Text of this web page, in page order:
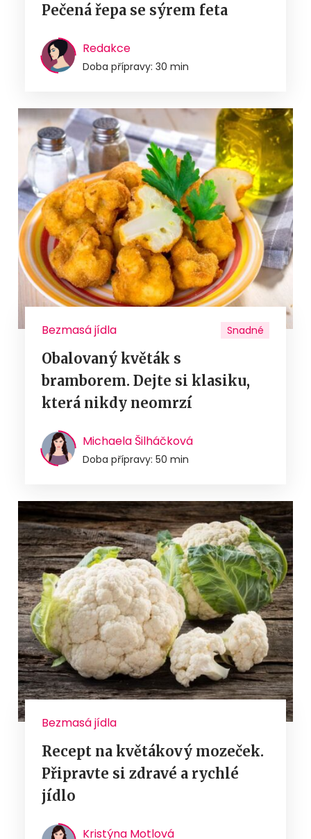
Pečená řepa se sýrem feta
Redakce
Doba přípravy: 30 min
Bezmasá jídla Snadné
Obalovaný květák s
bramborem. Dejte si klasiku,
která nikdy neomrzí
Michaela Šilháčková
Doba přípravy: 50 min
Bezmasá jídla
Recept na květákový mozeček.
Připravte si zdravé a rychlé
jídlo
Kristýna Motlová